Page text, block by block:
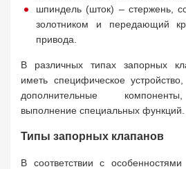
шпиндель (шток) – стержень,
золотником и передающий
привода.
В различных типах запорных
иметь специфическое устройство,
дополнительные
выполнение специальных функций.
Типы запорных клапанов
В соответствии с особенностями